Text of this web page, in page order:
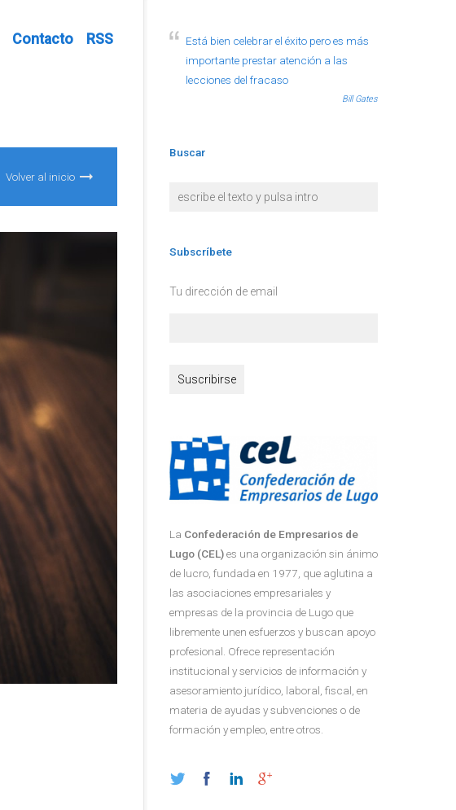
Contacto RSS
Volver al inicio
Está bien celebrar el éxito pero es más
importante prestar atención a las
lecciones del fracaso
Bill Gates
Buscar
Subscríbete
Tu dirección de email
La Confederación de Empresarios de
Lugo (CEL)es una organización sin ánimo
de lucro, fundada en 1977, que aglutina a
las asociaciones empresariales y
empresas de la provincia de Lugo que
libremente unen esfuerzos y buscan apoyo
profesional. Ofrece representación
institucional y servicios de información y
asesoramiento jurídico, laboral, fiscal, en
materia de ayudas y subvenciones o de
formación y empleo, entre otros.